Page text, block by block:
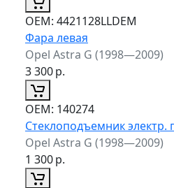
ОЕМ: 4421128LLDEM
Фара левая
Opel Astra G (1998—2009)
3 300р.
ОЕМ: 140274
Стеклоподъемник
Opel Astra G (1998—2009)
1 300р.